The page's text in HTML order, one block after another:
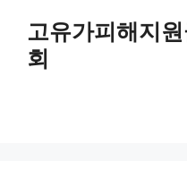
고유가피해지
회